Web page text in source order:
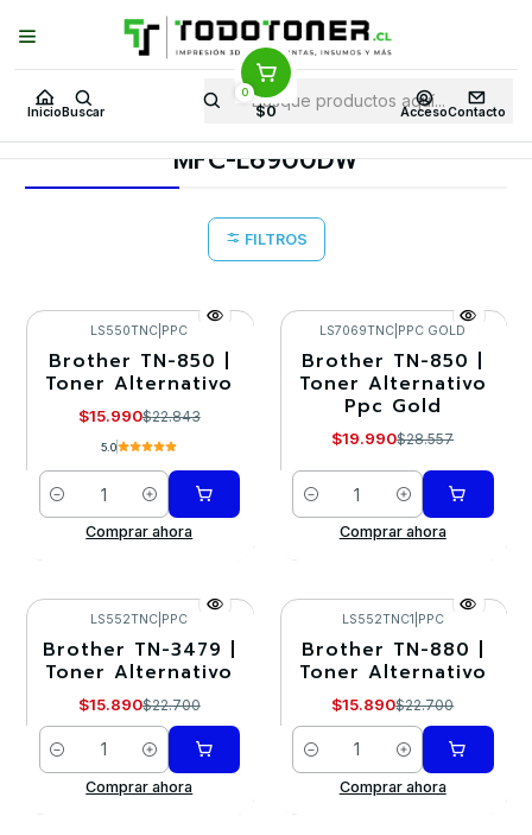
Inicio Buscar
0
$0 AccesoContacto
Puedes Elegir: Comprar enTienda· Despachoa Todo Chile · Retiro en
Tienda en24 Horas
Inicio Toner y tambor Toner Alternativo BROTHER
Equipos BROTHER MFC-L6900DW
MFC-L6900DW
FILTROS
-30%
LS550TNC PPC
Brother TN-850 |
Toner Alternativo
$15.990$22.843
5.0
Cantidad
Comprar ahora
-30%
LS7069TNC PPC GOLD
Brother TN-850 |
Toner Alternativo
Ppc Gold
$19.990$28.557
Cantidad
Comprar ahora
-30%
LS552TNC PPC
Brother TN-3479 |
Toner Alternativo
$15.890$22.700
Cantidad
Comprar ahora
-30%
LS552TNC1 PPC
Brother TN-880 |
Toner Alternativo
$15.890$22.700
Cantidad
Comprar ahora